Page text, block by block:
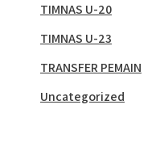
TIMNAS U-20
TIMNAS U-23
TRANSFER PEMAIN
Uncategorized